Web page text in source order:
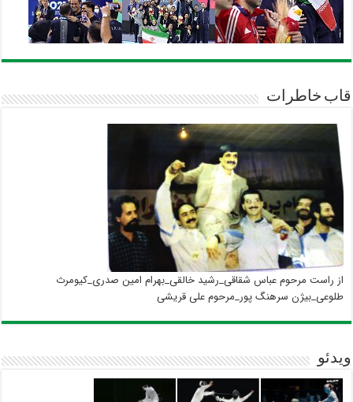
قاب خاطرات
از راست مرحوم عباس شقاقی_رشید خالقی_بهرام امین صدری_کیومرث
طلوعی_بیژن سرهنگ پور_مرحوم علی قریشی
ویدئو